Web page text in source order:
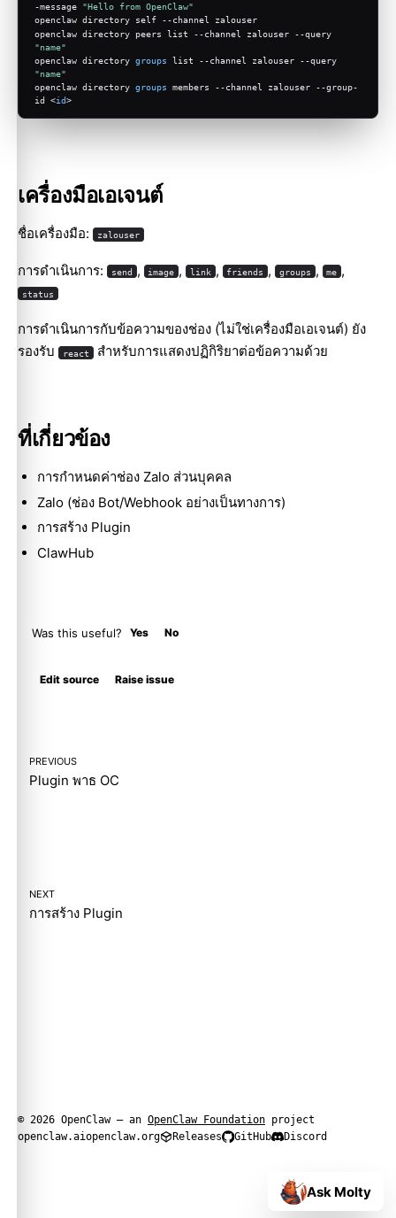
-message "Hello from OpenClaw"
openclaw directory self --channel zalouser
"name"
openclaw directory groups
"name"
openclaw directory groups members --channel zalouser --group-
id <id>
เครื่องมือเอเจนต์
ชื่อเครื่องมือ: zalouser
การดำเนินการ: send , image , link , friends , groups , me ,
status
การดำเนินการกับข้อความของช่อง (ไม่ใช่เครื่องมือเอเจนต์) ยัง
รองรับ
react สำหรับการแสดงปฏิกิริยาต่อข้อความด้วย
ที่เกี่ยวข้อง
การกำหนดค่าช่อง Zalo ส่วนบุคคล
Zalo (ช่อง Bot/Webhook อย่างเป็นทางการ)
การสร้าง Plugin
ClawHub
Was this useful? Yes No
Edit source Raise issue
PREVIOUS
Plugin พาธ OC
NEXT
การสร้าง Plugin
© 2026 OpenClaw — an OpenClaw Foundation project
openclaw.aiopenclaw.org Releases GitHub Discord
Ask Molty